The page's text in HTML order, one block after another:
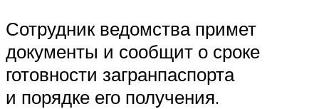
Сотрудник ведомства примет
документы и сообщит о сроке
готовности загранпаспорта
и порядке его получения.